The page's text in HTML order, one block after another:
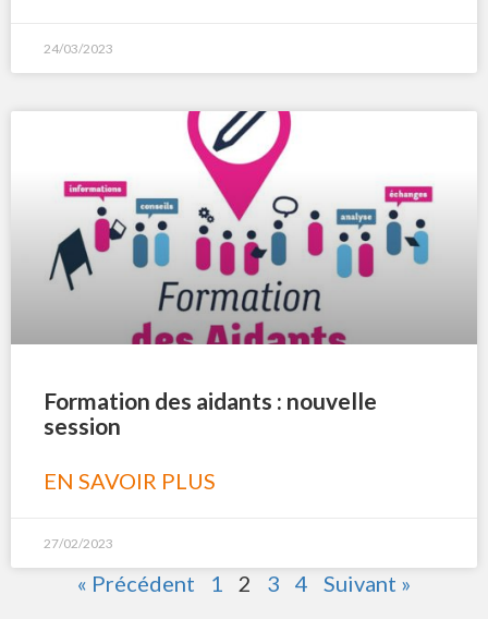
24/03/2023
Formation des aidants : nouvelle
session
EN SAVOIR PLUS
27/02/2023
« Précédent 1 2 3 4 Suivant »